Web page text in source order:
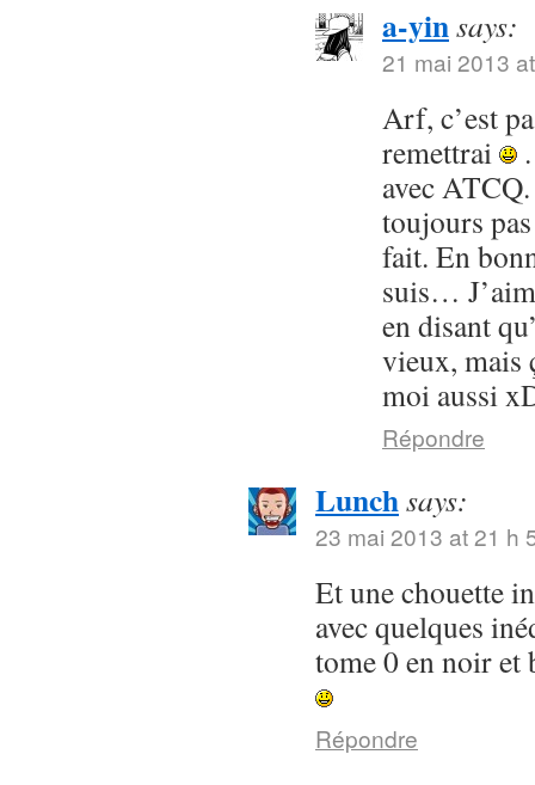
a-yinsays:
21 mai 2013
Arf, c’est
remettrai
avec
toujours
fait. En
suis…
en disant
vieux, mais
moi aussi
Répondre
Lunchsays:
23 mai 2013 at 21 h
Et une chouette
avec quelques
tome 0 en noir
Répondre